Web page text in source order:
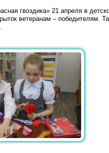
гвоздика» 21 апреля в
ветеранам – победителям.